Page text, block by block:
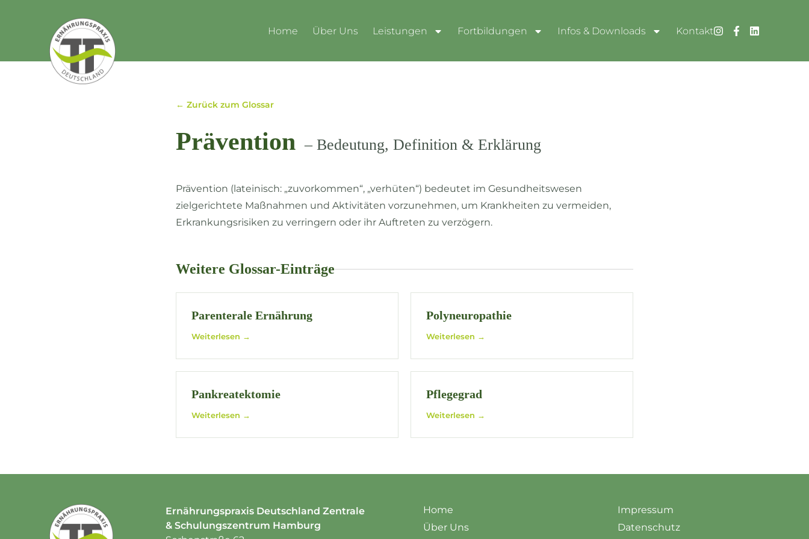
Home Über Uns Leistungen Fortbildungen Infos & Downloads Kontakt
← Zurück zum Glossar
Prävention – Bedeutung, Definition & Erklärung
Prävention (lateinisch: „zuvorkommen“, „verhüten“) bedeutet im Gesundheitswesen
zielgerichtete Maßnahmen und Aktivitäten vorzunehmen, um Krankheiten zu vermeiden,
Erkrankungsrisiken zu verringern oder ihr Auftreten zu verzögern.
Weitere Glossar-Einträge
Parenterale Ernährung
Weiterlesen →
Polyneuropathie
Weiterlesen →
Pankreatektomie
Weiterlesen →
Pflegegrad
Weiterlesen →
Ernährungspraxis Deutschland Zentrale
& Schulungszentrum Hamburg
Home
Über Uns
Impressum
Datenschutz